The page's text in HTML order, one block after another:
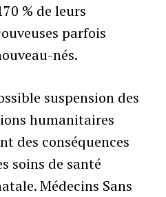
% de leurs
parfois
nés.
suspension des
humanitaires
des conséquences
soins de santé
Médecins Sans